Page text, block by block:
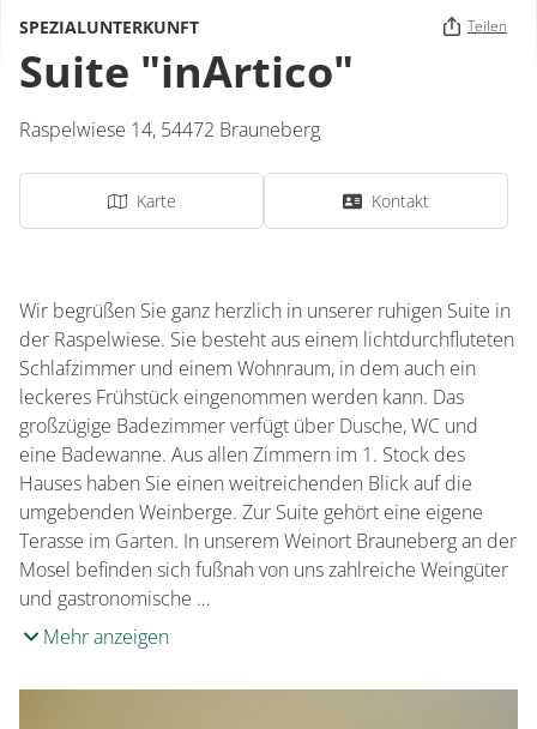
SPEZIALUNTERKUNFT Teilen
Suite "inArtico"
Raspelwiese 14, 54472 Brauneberg
Karte Kontakt
Wir begrüßen Sie ganz herzlich in unserer ruhigen Suite in
der Raspelwiese. Sie besteht aus einem lichtdurchfluteten
Schlafzimmer und einem Wohnraum, in dem auch ein
leckeres Frühstück eingenommen werden kann. Das
großzügige Badezimmer verfügt über Dusche, WC und
eine Badewanne. Aus allen Zimmern im 1. Stock des
Hauses haben Sie einen weitreichenden Blick auf die
umgebenden Weinberge. Zur Suite gehört eine eigene
Terasse im Garten. In unserem Weinort Brauneberg an der
Mosel befinden sich fußnah von uns zahlreiche Weingüter
und gastronomische …
Mehr anzeigen